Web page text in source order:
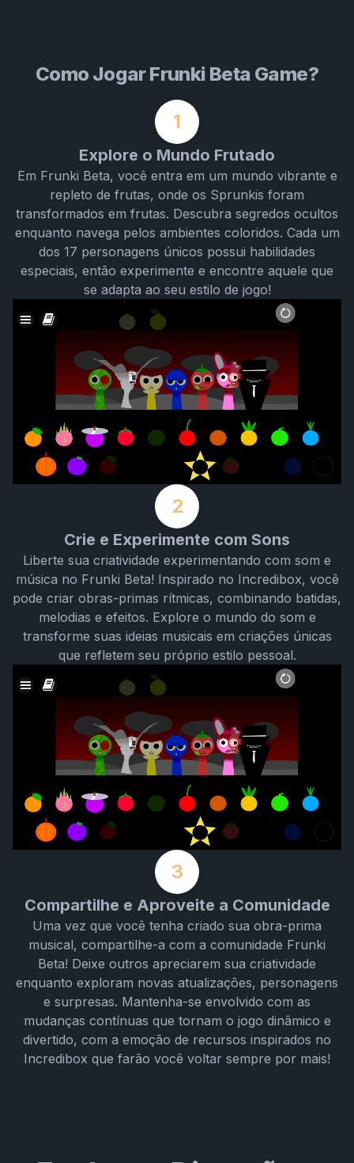
Como Jogar Frunki Beta Game?
1
Explore o Mundo Frutado
Em Frunki Beta, você entra em um mundo vibrante e
repleto de frutas, onde os Sprunkis foram
transformados em frutas. Descubra segredos ocultos
enquanto navega pelos ambientes coloridos. Cada um
dos 17 personagens únicos possui habilidades
especiais, então experimente e encontre aquele que
se adapta ao seu estilo de jogo!
2
Crie e Experimente com Sons
Liberte sua criatividade experimentando com som e
música no Frunki Beta! Inspirado no Incredibox, você
pode criar obras-primas rítmicas, combinando batidas,
melodias e efeitos. Explore o mundo do som e
transforme suas ideias musicais em criações únicas
que refletem seu próprio estilo pessoal.
3
Compartilhe e Aproveite a Comunidade
Uma vez que você tenha criado sua obra-prima
musical, compartilhe-a com a comunidade Frunki
Beta! Deixe outros apreciarem sua criatividade
enquanto exploram novas atualizações, personagens
e surpresas. Mantenha-se envolvido com as
mudanças contínuas que tornam o jogo dinâmico e
divertido, com a emoção de recursos inspirados no
Incredibox que farão você voltar sempre por mais!